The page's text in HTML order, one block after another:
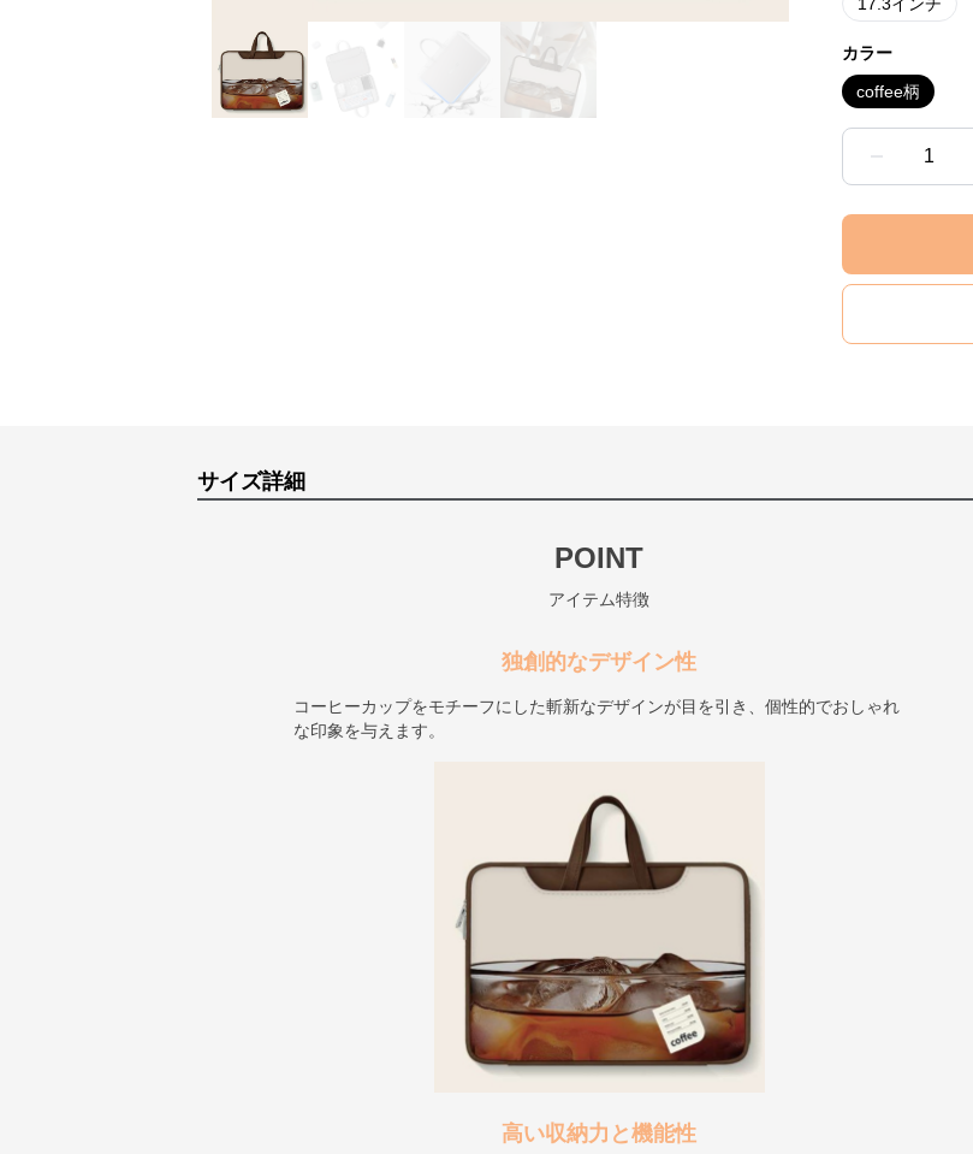
カラー
coffee柄
1
サイズ詳細
POINT
アイテム特徴
独創的なデザイン性
コーヒーカップをモチーフにした斬新なデザインが目を引き、個性的でおしゃれ
な印象を与えます。
高い収納力と機能性